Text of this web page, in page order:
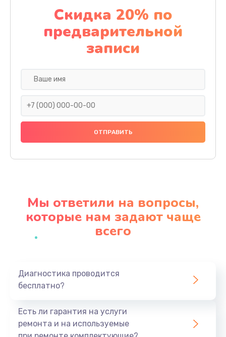
Замена разъема SIM-карты
880 руб.
Заказать
Замена микросхемы GPS
1100 руб.
Заказать
Замена Bluetooth модуля
Замена микросхемы Bluetooth
Заказать
Скидка 20% по
предварительной
записи
Мы ответили на вопросы,
которые нам задают чаще
всего
Диагностика проводится
бесплатно?
Есть ли гарантия на услуги
ремонта и на используемые